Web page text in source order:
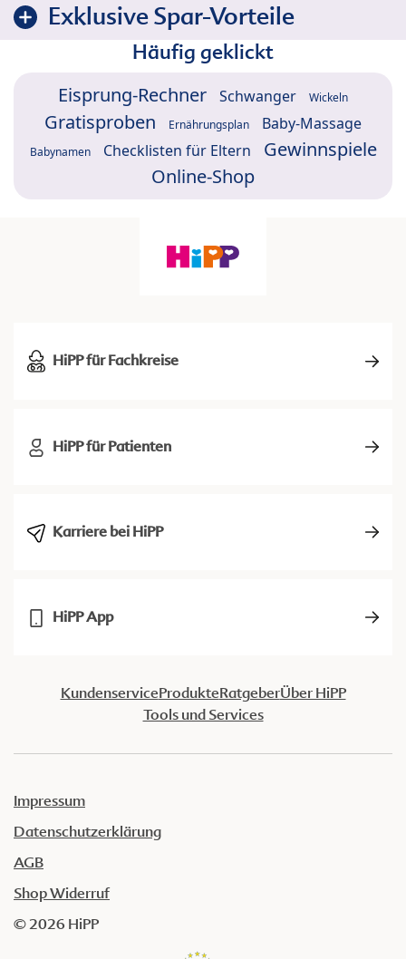
Exklusive Spar-Vorteile
Häufig geklickt
Eisprung-Rechner Schwanger Wickeln
Gratisproben Ernährungsplan Baby-Massage
Babynamen Checklisten für Eltern
Gewinnspiele
Online-Shop
HiPP für Fachkreise
HiPP für Patienten
Karriere bei HiPP
HiPP App
KundenserviceProdukteRatgeberÜber HiPP
Tools und Services
Impressum
Datenschutzerklärung
AGB
Shop Widerruf
© 2026 HiPP